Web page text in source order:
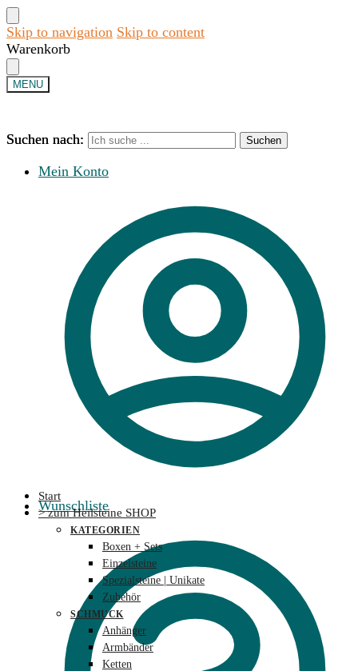
Skip to navigation Skip to content
Warenkorb
MENU
Suchen nach: Suchen
Mein Konto
Wunschliste
Suchen nach: Suchen
Start
> zum Heilsteine SHOP
KATEGORIEN
Boxen + Sets
Einzelsteine
Spezialsteine | Unikate
Zubehör
SCHMUCK
Anhänger
Armbänder
Ketten